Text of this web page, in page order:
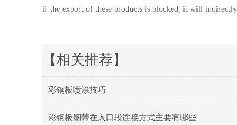
if the export of these products is blocked, it will
【相关推荐】
彩钢板喷涂技巧
彩钢板钢带在入口段连接方式主要有哪些